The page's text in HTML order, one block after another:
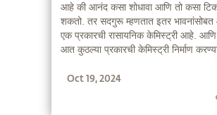
आहे की आनंद कसा शोधावा आणि तो कसा
शकतो. तर सदगुरू म्हणतात इतर भावनांसोबत
एक प्रकारची रासायनिक केमिस्ट्री आहे.
आत कुठल्या प्रकारची केमिस्ट्री निर्माण
Oct 19, 2024